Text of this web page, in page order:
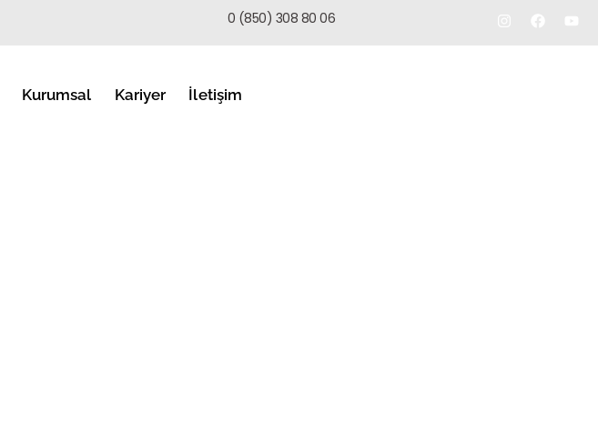
0 (850) 308 80 06
Kurumsal Kariyer İletişim